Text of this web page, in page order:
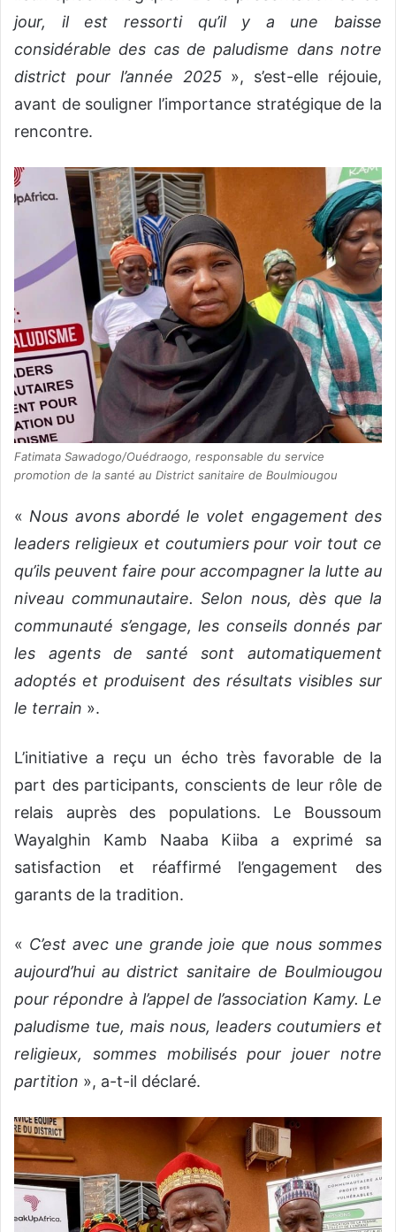
jour, il est ressorti qu’il y a une baisse
considérable des cas de paludisme dans notre
district pour l’année 2025», s’est-elle réjouie,
avant de souligner l’importance stratégique de la
rencontre.
Fatimata Sawadogo/Ouédraogo, responsable du service
promotion de la santé au District sanitaire de Boulmiougou
« Nous avons abordé le volet engagement des
leaders religieux et coutumiers pour voir tout ce
qu’ils peuvent faire pour accompagner la lutte au
niveau communautaire. Selon nous, dès que la
communauté s’engage, les conseils donnés par
les agents de santé sont automatiquement
adoptés et produisent des résultats visibles sur
le terrain ».
L’initiative a reçu un écho très favorable de la
part des participants, conscients de leur rôle de
relais auprès des populations. Le Boussoum
Wayalghin Kamb Naaba Kiiba a exprimé sa
satisfaction et réaffirmé l’engagement des
garants de la tradition.
« C’est avec une grande joie que nous sommes
aujourd’hui au district sanitaire de Boulmiougou
pour répondre à l’appel de l’association Kamy. Le
paludisme tue, mais nous, leaders coutumiers et
religieux, sommes mobilisés pour jouer notre
partition », a-t-il déclaré.